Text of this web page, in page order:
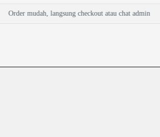
Order mudah, langsung checkout atau chat admin